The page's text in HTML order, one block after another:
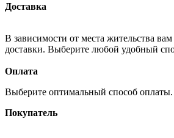
Доставка
В зависимости от места жительства
доставки. Выберите любой удобный
Оплата
Выберите оптимальный способ оплаты.
Покупатель